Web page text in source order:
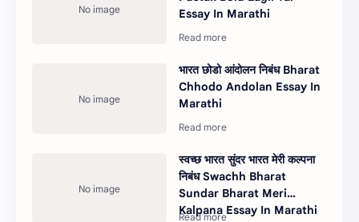
Essay In Marathi
भारत छोडो आंदोलन निबंध Bharat
Chhodo Andolan Essay In
Marathi
स्वच्छ भारत सुंदर भारत मेरी कल्पना
निबंध Swachh Bharat
Sundar Bharat Meri
Kalpana Essay In Marathi